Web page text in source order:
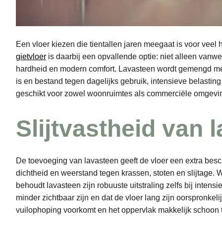
Een vloer kiezen die tientallen jaren meegaat is voor
gietvloer is daarbij een opvallende optie: niet alleen
hardheid en modern comfort. Lavasteen wordt gemengd
is en bestand tegen dagelijks gebruik, intensieve
geschikt voor zowel woonruimtes als commerciële
Slijtvastheid van
De toevoeging van lavasteen geeft de vloer een extra
dichtheid en weerstand tegen krassen, stoten en slijtage.
behoudt lavasteen zijn robuuste uitstraling zelfs bij
minder zichtbaar zijn en dat de vloer lang zijn
vuilophoping voorkomt en het oppervlak makkelijk schoon